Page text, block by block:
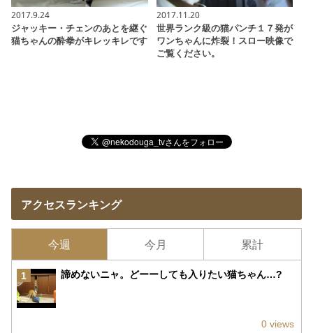
2017.9.24
ジャッキー・チェンのあとを継ぐ
猫ちゃんの酔拳がキレッキレです
2017.11.20
世界ランク級の猫パンチ１７発が
ワンちゃんに炸裂！スロー映像で
ご覧ください。
アクセスランキング
今週 今月 累計
1 諦めないニャ。どーーしても入りたい猫ちゃん…?
0 views